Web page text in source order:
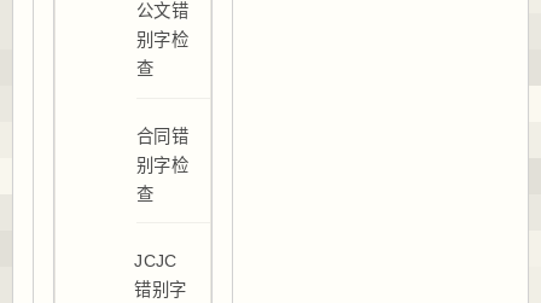
公文错
别字检
查
合同错
别字检
查
JCJC
错别字